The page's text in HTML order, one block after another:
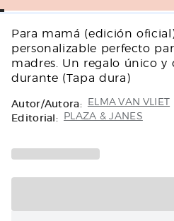
Para mamá (edición
personalizable perfecto
madres. Un regalo único y
durante (Tapa dura)
Autor/Autora: ELMA VAN VLIET
Editorial: PLAZA & JANES